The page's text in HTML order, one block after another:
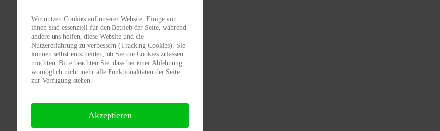
Spenden/
Patenschaften
Wir nutzen Cookies auf unserer Website. Einige von
ihnen sind essenziell für den Betrieb der Seite, während
andere uns helfen, diese Website und die
Nutzererfahrung zu verbessern (Tracking Cookies). Sie
können selbst entscheiden, ob Sie die Cookies zulassen
möchten. Bitte beachten Sie, dass bei einer Ablehnung
womöglich nicht mehr alle Funktionalitäten der Seite
zur Verfügung stehen.
Akzeptieren